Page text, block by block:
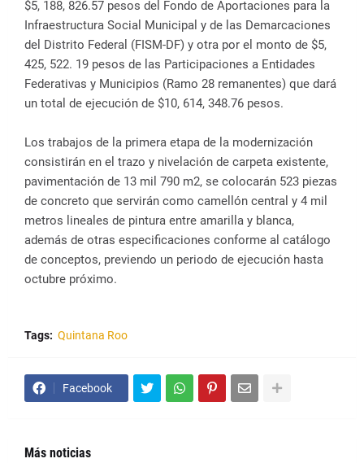
$5, 188, 826.57 pesos del Fondo de Aportaciones para la
Infraestructura Social Municipal y de las Demarcaciones
del Distrito Federal (FISM-DF) y otra por el monto de $5,
425, 522. 19 pesos de las Participaciones a Entidades
Federativas y Municipios (Ramo 28 remanentes) que dará
un total de ejecución de $10, 614, 348.76 pesos.
Los trabajos de la primera etapa de la modernización
consistirán en el trazo y nivelación de carpeta existente,
pavimentación de 13 mil 790 m2, se colocarán 523 piezas
de concreto que servirán como camellón central y 4 mil
metros lineales de pintura entre amarilla y blanca,
además de otras especificaciones conforme al catálogo
de conceptos, previendo un periodo de ejecución hasta
octubre próximo.
Tags: Quintana Roo
Facebook
Más noticias